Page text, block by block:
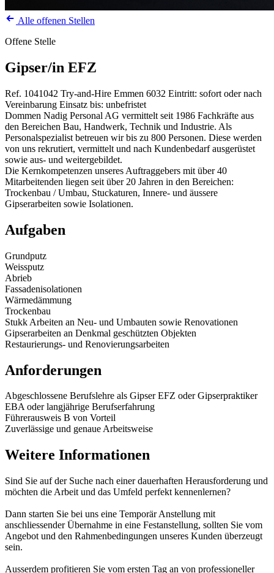
Alle offenen Stellen
Offene Stelle
Gipser/in EFZ
Ref. 1041042 Try-and-Hire Emmen 6032 Eintritt: sofort oder nach
Vereinbarung Einsatz bis: unbefristet
Dommen Nadig Personal AG vermittelt seit 1986 Fachkräfte aus
den Bereichen Bau, Handwerk, Technik und Industrie. Als
Personalspezialist betreuen wir bis zu 800 Personen. Diese werden
von uns rekrutiert, vermittelt und nach Kundenbedarf ausgerüstet
sowie aus- und weitergebildet.
Die Kernkompetenzen unseres Auftraggebers mit über 40
Mitarbeitenden liegen seit über 20 Jahren in den Bereichen:
Trockenbau / Umbau, Stuckaturen, Innere- und äussere
Gipserarbeiten sowie Isolationen.
Aufgaben
Grundputz
Weissputz
Abrieb
Fassadenisolationen
Wärmedämmung
Trockenbau
Stukk Arbeiten an Neu- und Umbauten sowie Renovationen
Gipserarbeiten an Denkmal geschützten Objekten
Restaurierungs- und Renovierungsarbeiten
Anforderungen
Abgeschlossene Berufslehre als Gipser EFZ oder Gipserpraktiker
EBA oder langjährige Berufserfahrung
Führerausweis B von Vorteil
Zuverlässige und genaue Arbeitsweise
Weitere Informationen
Sind Sie auf der Suche nach einer dauerhaften Herausforderung und
möchten die Arbeit und das Umfeld perfekt kennenlernen?
Dann starten Sie bei uns eine Temporär Anstellung mit
anschliessender Übernahme in eine Festanstellung, sollten Sie vom
Angebot und den Rahmenbedingungen unseres Kunden überzeugt
sein.
Ausserdem profitieren Sie vom ersten Tag an von professioneller